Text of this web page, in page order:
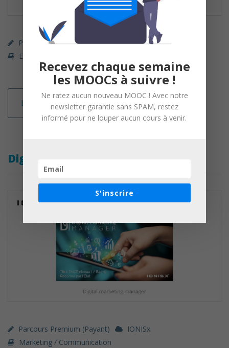
Parcours Premium (payant)
First Finance
Economie / Finance
Lire la suite
Digital Marketing Manager
Parcours Premium (payant)
IONISx
Marketing / Communication
Recevez chaque semaine
les MOOCs à suivre !
Ne ratez aucun nouveau MOOC ! Avec notre
newsletter garantie sans SPAM, restez
informé pour ne louper aucun cours à venir.
S'inscrire